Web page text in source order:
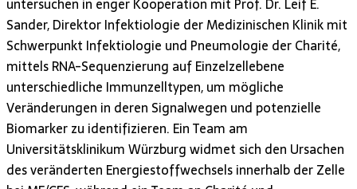
Sander, Direktor Infektiologie der Medizinischen Klinik mit
Schwerpunkt Infektiologie und Pneumologie der Charité,
mittels RNA-Sequenzierung auf Einzelzellebene
unterschiedliche Immunzelltypen, um mögliche
Veränderungen in deren Signalwegen und potenzielle
Biomarker zu identifizieren. Ein Team am
Universitätsklinikum Würzburg widmet sich den Ursachen
des veränderten Energiestoffwechsels innerhalb der Zelle